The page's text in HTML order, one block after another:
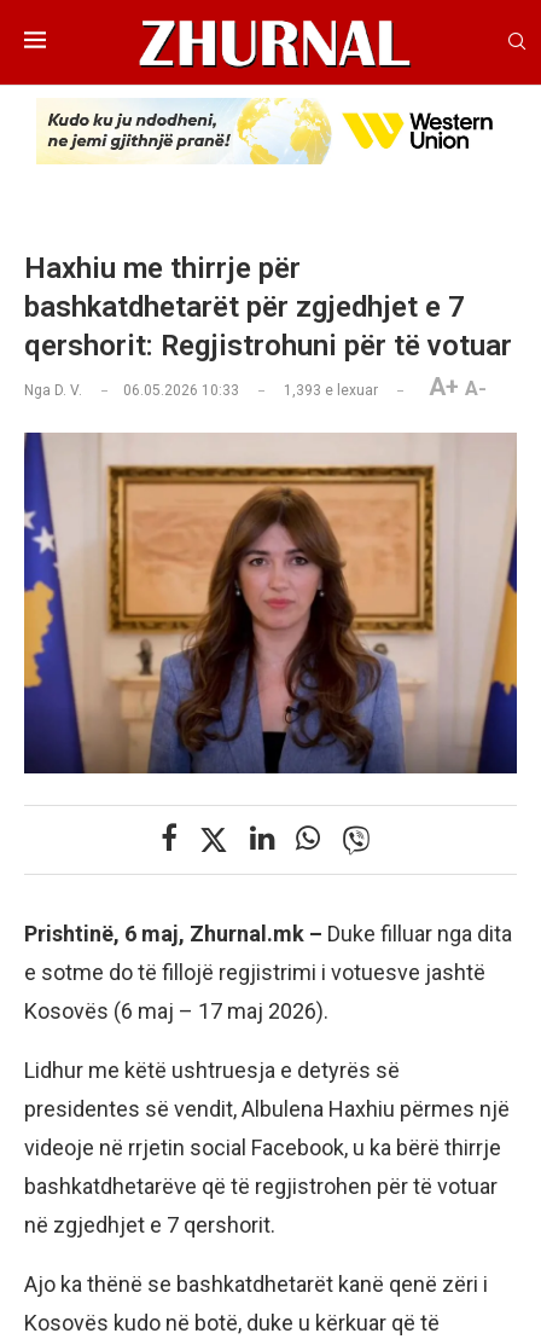
Haxhiu me thirrje për
bashkatdhetarët për zgjedhjet e 7
qershorit: Regjistrohuni për të votuar
Nga D. V. 06.05.2026 10:33 1,393 e lexuar A+ A-
Prishtinë, 6 maj, Zhurnal.mk – Duke filluar nga dita
e sotme do të fillojë regjistrimi i votuesve jashtë
Kosovës (6 maj – 17 maj 2026).
Lidhur me këtë ushtruesja e detyrës së
presidentes së vendit, Albulena Haxhiu përmes një
videoje në rrjetin social Facebook, u ka bërë thirrje
bashkatdhetarëve që të regjistrohen për të votuar
në zgjedhjet e 7 qershorit.
Ajo ka thënë se bashkatdhetarët kanë qenë zëri i
Kosovës kudo në botë, duke u kërkuar që të